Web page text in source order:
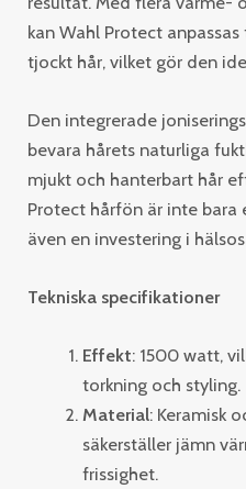
kan Wahl Protect
tjockt hår, vilket gör den
Den integrerade
bevara hårets naturliga
mjukt och hanterbart hår
Protect hårfön är inte bara
även en investering i
Tekniska specifikationer
Effekt: 1500 watt,
torkning och styling.
Material: Keramisk
säkerställer jämn
frissighet.